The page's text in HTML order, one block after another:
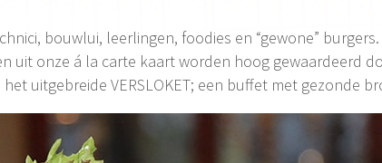
bouwlui, leerlingen, foodies en “gewone”
uit onze á la carte kaart worden hoog gewaardeerd
uitgebreide VERSLOKET; een buffet met gezonde